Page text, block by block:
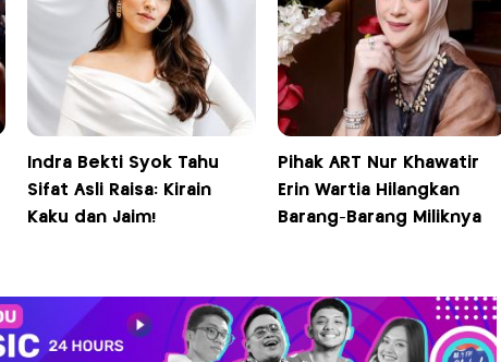
Indra Bekti Syok Tahu
Sifat Asli Raisa: Kirain
Kaku dan Jaim!
Pihak ART Nur Khawatir
Erin Wartia Hilangkan
Barang-Barang Miliknya